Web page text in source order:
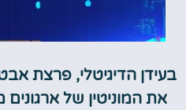
בעידן הדיגיטלי, פרצת
את המוניטין של ארגונים